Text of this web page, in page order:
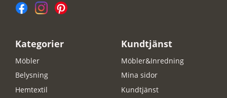
Kategorier
Möbler
Belysning
Hemtextil
Kundtjänst
Möbler&Inredning
Mina sidor
Kundtjänst